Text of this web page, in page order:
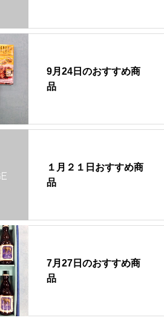
9月24日のおすすめ商
品
１月２１日おすすめ商
品
7月27日のおすすめ商
品